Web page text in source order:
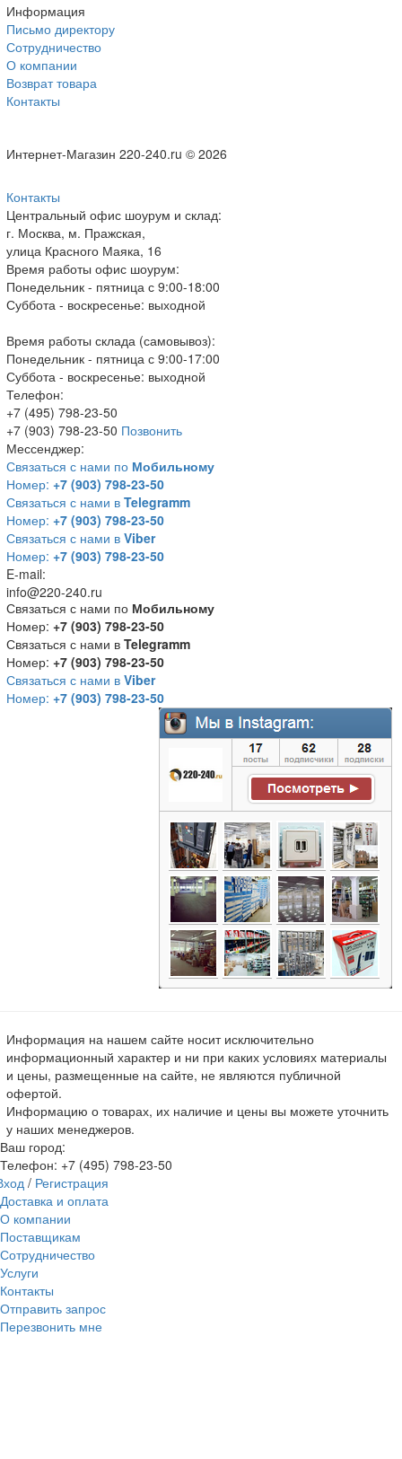
Информация
Письмо директору
Сотрудничество
О компании
Возврат товара
Контакты
Интернет-Магазин 220-240.ru © 2026
Контакты
Центральный офис шоурум и склад:
г. Москва, м. Пражская,
улица Красного Маяка, 16
Время работы офис шоурум:
Понедельник - пятница с 9:00-18:00
Суббота - воскресенье: выходной
Время работы склада (самовывоз):
Понедельник - пятница с 9:00-17:00
Суббота - воскресенье: выходной
Телефон:
+7 (495) 798-23-50
+7 (903) 798-23-50 Позвонить
Мессенджер:
Связаться с нами по Мобильному
Номер: +7 (903) 798-23-50
Связаться с нами в Telegramm
Номер: +7 (903) 798-23-50
Связаться с нами в Viber
Номер: +7 (903) 798-23-50
E-mail:
info@220-240.ru
Связаться с нами по Мобильному
Номер: +7 (903) 798-23-50
Связаться с нами в Telegramm
Номер: +7 (903) 798-23-50
Связаться с нами в Viber
Номер: +7 (903) 798-23-50
Информация на нашем сайте носит исключительно
информационный характер и ни при каких условиях материалы
и цены, размещенные на сайте, не являются публичной
офертой.
Информацию о товарах, их наличие и цены вы можете уточнить
у наших менеджеров.
Ваш город:
Телефон: +7 (495) 798-23-50
/ Регистрация
Доставка и оплата
О компании
Поставщикам
Сотрудничество
Услуги
Контакты
Отправить запрос
Перезвонить мне